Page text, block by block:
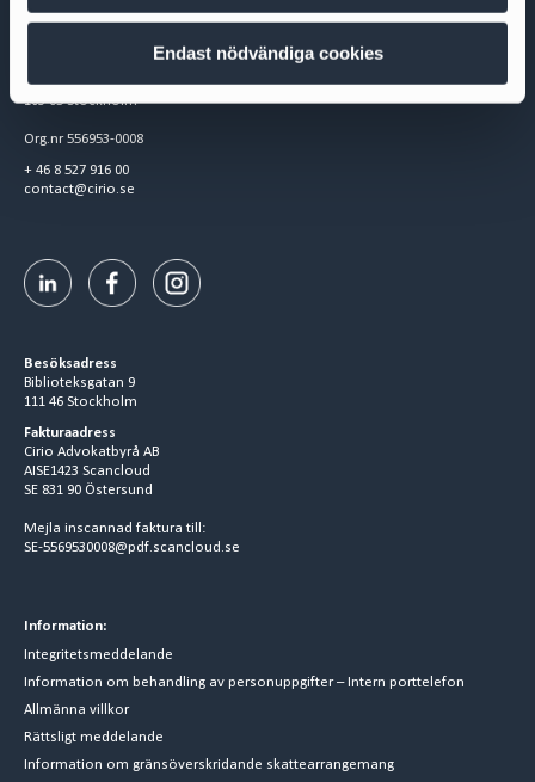
Endast nödvändiga cookies
Cirio Advokatbyrå AB
Box 3294
103 65 Stockholm
Org.nr 556953-0008
+ 46 8 527 916 00
contact@cirio.se
Besöksadress
Biblioteksgatan 9
111 46 Stockholm
Fakturaadress
Cirio Advokatbyrå AB
AISE1423 Scancloud
SE 831 90 Östersund
Mejla inscannad faktura till:
SE-5569530008@pdf.scancloud.se
Information:
Integritetsmeddelande
Information om behandling av personuppgifter – Intern porttelefon
Allmänna villkor
Rättsligt meddelande
Information om gränsöverskridande skattearrangemang